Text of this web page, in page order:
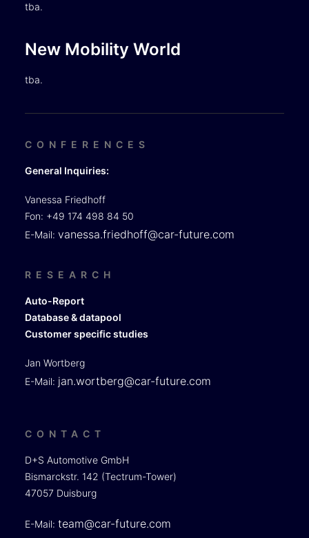
tba.
New Mobility World
tba.
CONFERENCES
General Inquiries:
Vanessa Friedhoff
Fon: +49 174 498 84 50
E-Mail: vanessa.friedhoff@car-future.com
RESEARCH
Auto-Report
Database & datapool
Customer specific studies
Jan Wortberg
E-Mail: jan.wortberg@car-future.com
CONTACT
D+S Automotive GmbH
Bismarckstr. 142 (Tectrum-Tower)
47057 Duisburg
E-Mail: team@car-future.com